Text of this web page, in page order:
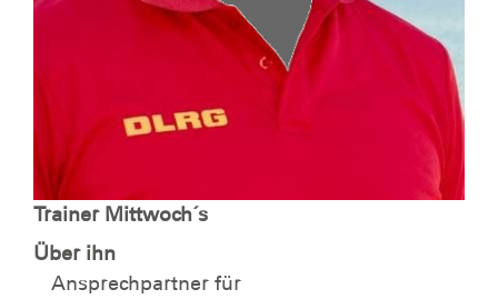
Trainer Mittwoch´s
Über ihn
Ansprechpartner für